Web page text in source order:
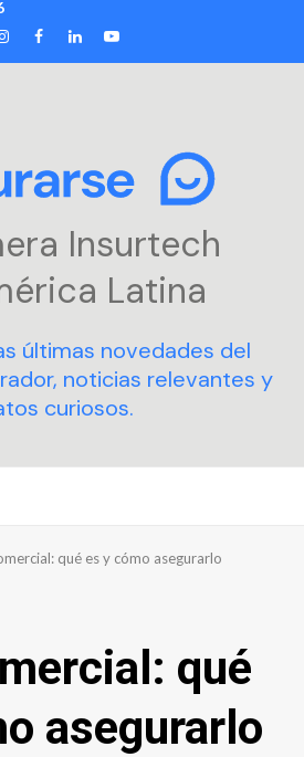
FACEBOOK
LINKEDIN
YOUTUBE
Insurtech
Latina
últimas novedades del
noticias relevantes y
curiosos.
qué es y cómo asegurarlo
qué
asegurarlo